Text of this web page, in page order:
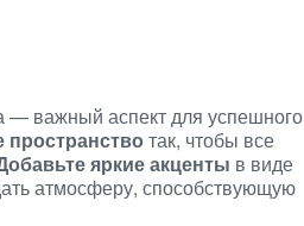
— важный аспект для успешного
пространство так, чтобы все
яркие акценты в виде
атмосферу, способствующую